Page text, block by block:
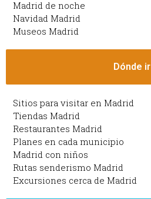
Madrid de noche
Navidad Madrid
Museos Madrid
Dónde ir
Sitios para visitar en Madrid
Tiendas Madrid
Restaurantes Madrid
Planes en cada municipio
Madrid con niños
Rutas senderismo Madrid
Excursiones cerca de Madrid